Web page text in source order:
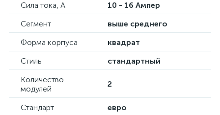
Сила тока, А
10 - 16 Ампер
Сегмент
выше среднего
Форма корпуса
квадрат
Стиль
стандартный
Количество
модулей
2
Стандарт евро